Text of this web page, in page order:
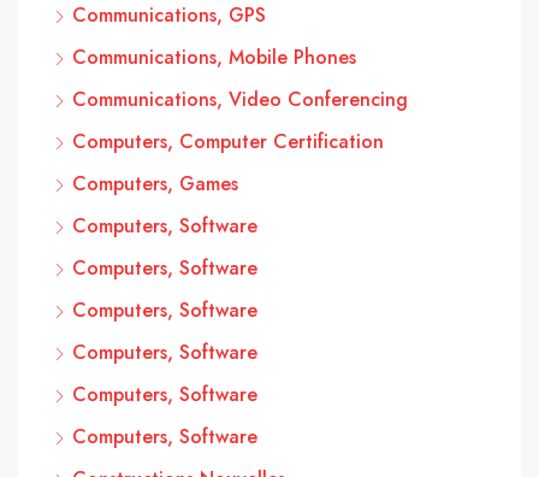
Communications, GPS
Communications, Mobile Phones
Communications, Video Conferencing
Computers, Computer Certification
Computers, Games
Computers, Software
Computers, Software
Computers, Software
Computers, Software
Computers, Software
Computers, Software